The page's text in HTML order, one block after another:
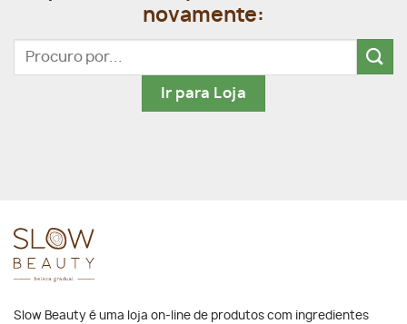
novamente:
Pesquisar
Ir para Loja
Slow Beauty é uma loja on-line de produtos com ingredientes